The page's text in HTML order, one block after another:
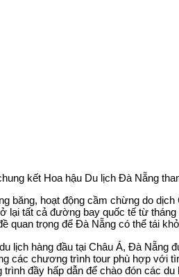
kết Hoa hậu Du lịch Đà Nẵng
băng, hoạt động cầm chừng do
lại tất cả đường bay quốc tế từ
quan trọng để Đà Nẵng có thể tái
lịch hàng đầu tại Châu Á, Đà
các chương trình tour phù hợp với
đầy hấp dẫn để chào đón các du